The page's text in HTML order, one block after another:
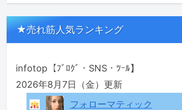
★売れ筋人気ランキング
infotop【ﾌﾞﾛｸﾞ・SNS・ﾂｰﾙ】
2026年8月7日（金）更新
フォローマティック